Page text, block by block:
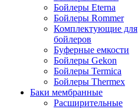
Бойлеры Eterna
Бойлеры Rommer
Комплектующие для
бойлеров
Буферные емкости
Бойлеры Gekon
Бойлеры Termica
Бойлеры Thermex
Баки мембранные
Расширительные